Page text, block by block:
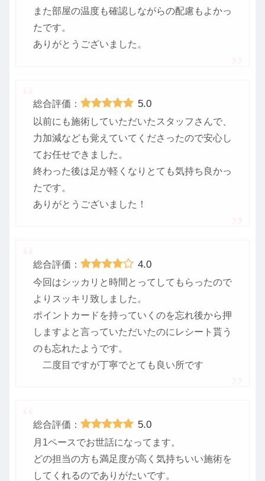
また部屋の温度も確認しながらの配慮もよかっ
たです。
ありがとうございました。
総合評価： 5.0
以前にも施術していただいたスタッフさんで、
力加減なども覚えていてくださったので安心し
てお任せできました。
終わった後は足が軽くなりとても気持ち良かっ
たです。
ありがとうございました！
総合評価： 4.0
今回はシッカリと時間とってしてもらったので
よりスッキリ致しました。
ポイントカードを持っていくのを忘れ後から押
しますよと言っていただいたのにレシート貰う
のも忘れたようです。
二度目ですが丁寧でとても良い所です
総合評価： 5.0
月1ペースでお世話になってます。
どの担当の方も満足度が高く気持ちいい施術を
してくれるのでありがたいです。